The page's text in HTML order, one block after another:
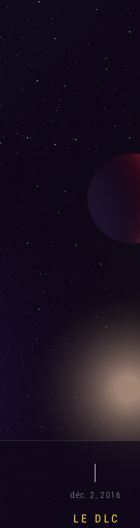
déc. 2, 2016
LE DLC